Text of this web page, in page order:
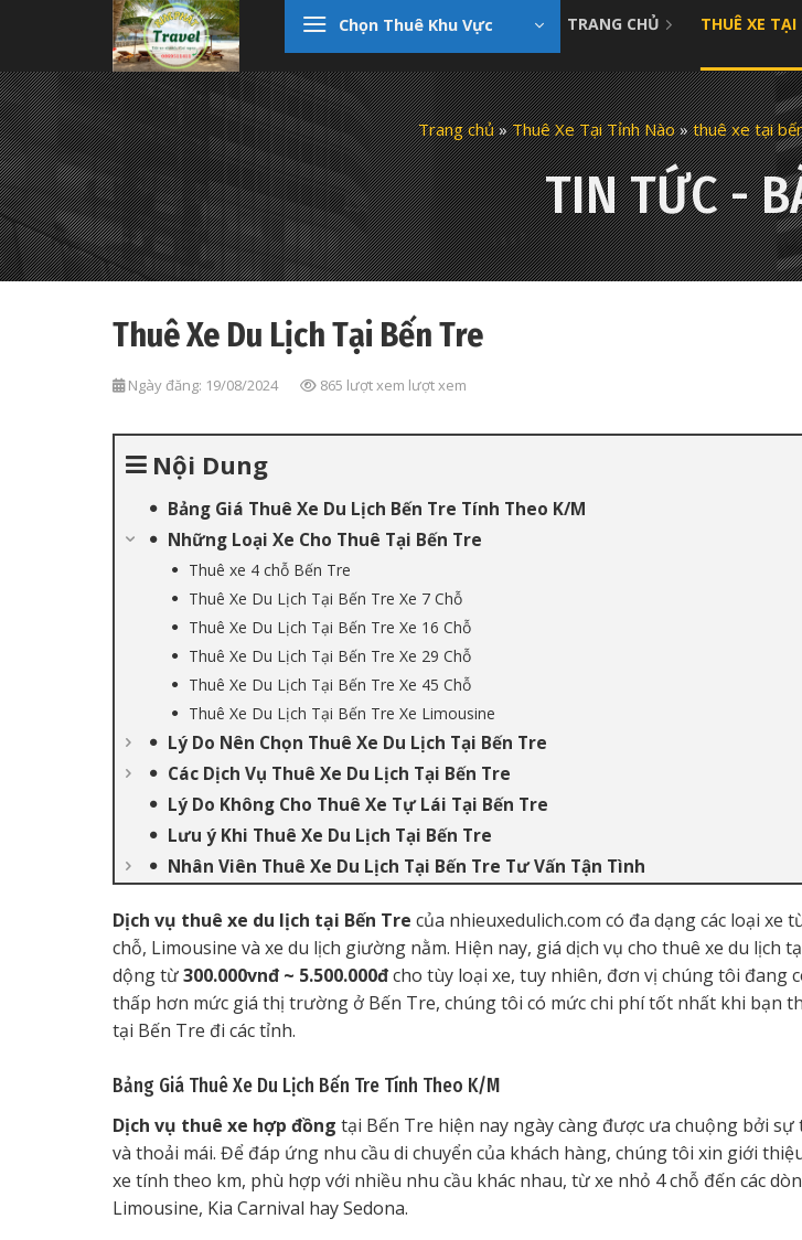
content
Chọn Thuê Khu Vực TRANG CHỦ THUÊ XE
Trang chủ»Thuê Xe Tại Tỉnh Nào»thuê xe tại
TIN TỨC -
Thuê Xe Du Lịch Tại Bến Tre
Ngày đăng: 19/08/2024 865 lượt xem lượt xem
Nội Dung
Bảng Giá Thuê Xe Du Lịch Bến Tre Tính Theo K/M
Những Loại Xe Cho Thuê Tại Bến Tre
Thuê xe 4 chỗ Bến Tre
Thuê Xe Du Lịch Tại Bến Tre Xe 7 Chỗ
Thuê Xe Du Lịch Tại Bến Tre Xe 16 Chỗ
Thuê Xe Du Lịch Tại Bến Tre Xe 29 Chỗ
Thuê Xe Du Lịch Tại Bến Tre Xe 45 Chỗ
Thuê Xe Du Lịch Tại Bến Tre Xe Limousine
Lý Do Nên Chọn Thuê Xe Du Lịch Tại Bến Tre
Các Dịch Vụ Thuê Xe Du Lịch Tại Bến Tre
Lý Do Không Cho Thuê Xe Tự Lái Tại Bến Tre
Lưu ý Khi Thuê Xe Du Lịch Tại Bến Tre
Nhân Viên Thuê Xe Du Lịch Tại Bến Tre Tư Vấn Tận Tình
Dịch vụ thuê xe du lịch tại Bến Tre của nhieuxedulich.com có đa dạng các loại xe
chỗ, Limousine và xe du lịch giường nằm. Hiện nay, giá dịch vụ cho thuê xe du lịch
dộng từ300.000vnđ ~ 5.500.000đcho tùy loại xe, tuy nhiên, đơn vị chúng tôi đang
thấp hơn mức giá thị trường ở Bến Tre, chúng tôi có mức chi phí tốt nhất khi bạn
tại Bến Tre đi các tỉnh.
Bảng Giá Thuê Xe Du Lịch Bến Tre Tính Theo K/M
Dịch vụ thuê xe hợp đồng tại Bến Tre hiện nay ngày càng được ưa chuộng bởi sự
và thoải mái. Để đáp ứng nhu cầu di chuyển của khách hàng, chúng tôi xin giới
xe tính theo km, phù hợp với nhiều nhu cầu khác nhau, từ xe nhỏ 4 chỗ đến các
Limousine, Kia Carnival hay Sedona.